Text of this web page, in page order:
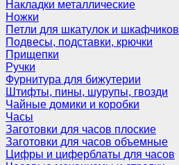
Накладки металлические
Ножки
Петли для шкатулок и шкафчиков
Подвесы, подставки, крючки
Прищепки
Ручки
Фурнитура для бижутерии
Штифты, пины, шурупы, гвозди
Чайные домики и коробки
Часы
Заготовки для часов плоские
Заготовки для часов объемные
Цифры и циферблаты для часов